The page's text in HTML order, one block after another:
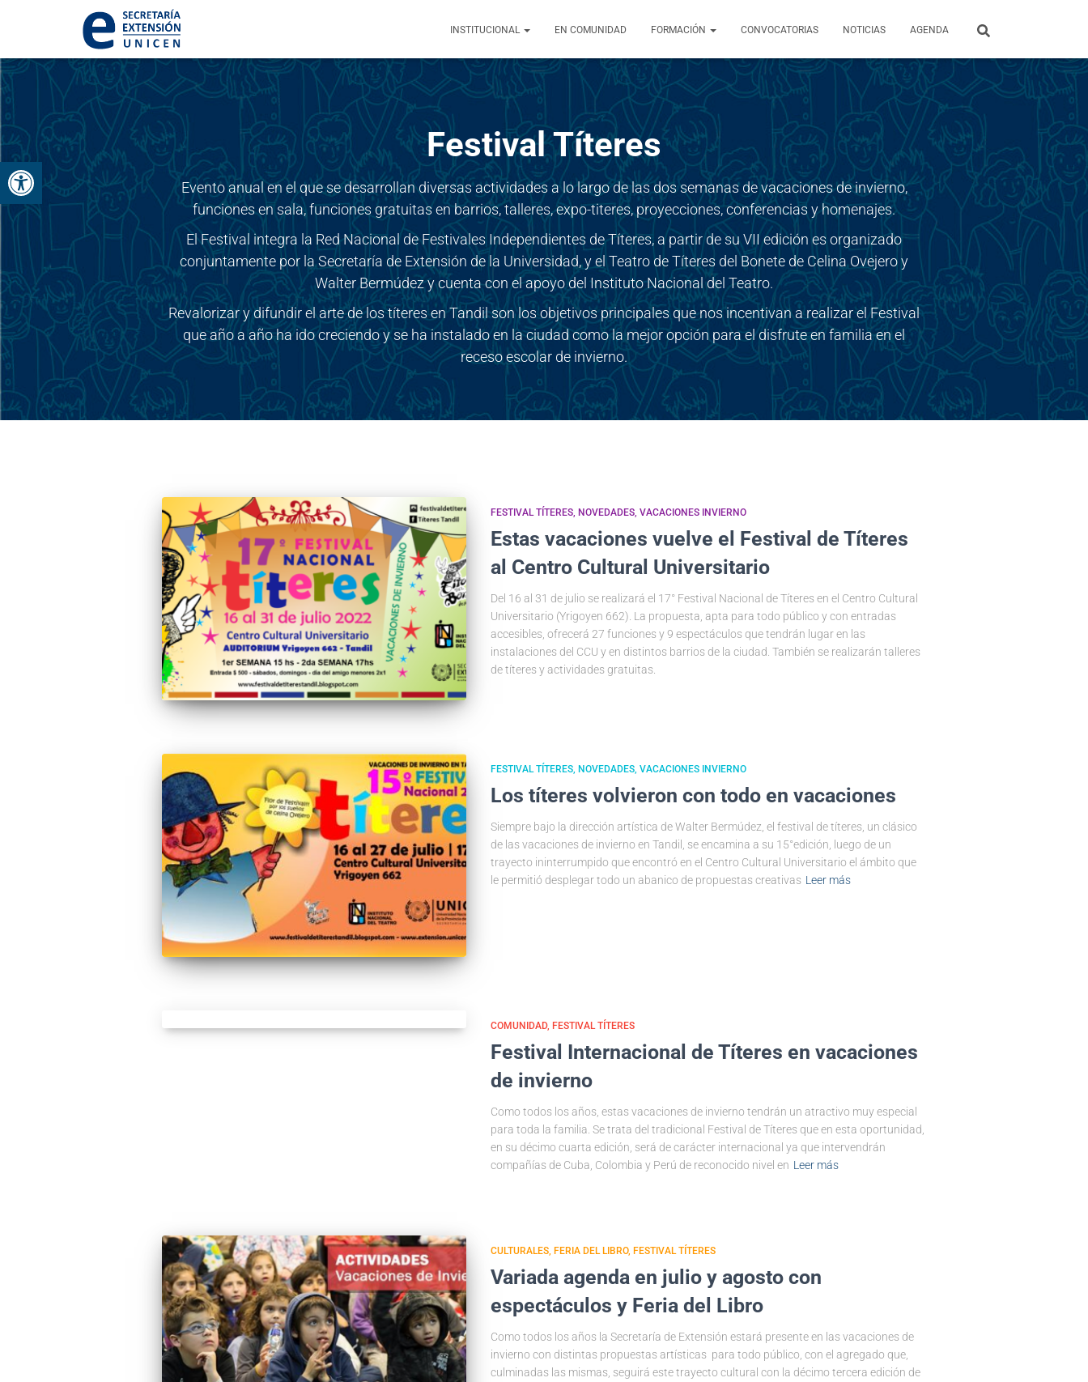
Abrir barra de herramientas
INSTITUCIONAL EN COMUNIDAD FORMACIÓN CONVOCATORIAS NOTICIAS AGENDA
Festival Títeres
Evento anual en el que se desarrollan diversas actividades a lo largo de las dos semanas de vacaciones de invierno,
funciones en sala, funciones gratuitas en barrios, talleres, expo-titeres, proyecciones, conferencias y homenajes.
El Festival integra la Red Nacional de Festivales Independientes de Títeres, a partir de su VII edición es organizado
conjuntamente por la Secretaría de Extensión de la Universidad, y el Teatro de Títeres del Bonete de Celina Ovejero y
Walter Bermúdez y cuenta con el apoyo del Instituto Nacional del Teatro.
Revalorizar y difundir el arte de los títeres en Tandil son los objetivos principales que nos incentivan a realizar el Festival
que año a año ha ido creciendo y se ha instalado en la ciudad como la mejor opción para el disfrute en familia en el
receso escolar de invierno.
FESTIVAL TÍTERES NOVEDADES VACACIONES INVIERNO
Estas vacaciones vuelve el Festival de Títeres
al Centro Cultural Universitario
Del 16 al 31 de julio se realizará el 17° Festival Nacional de Títeres en el Centro Cultural
Universitario (Yrigoyen 662). La propuesta, apta para todo público y con entradas
accesibles, ofrecerá 27 funciones y 9 espectáculos que tendrán lugar en las
instalaciones del CCU y en distintos barrios de la ciudad. También se realizarán talleres
de títeres y actividades gratuitas.
FESTIVAL TÍTERES NOVEDADES VACACIONES INVIERNO
Los títeres volvieron con todo en vacaciones
Siempre bajo la dirección artística de Walter Bermúdez, el festival de títeres, un clásico
de las vacaciones de invierno en Tandil, se encamina a su 15°edición, luego de un
trayecto ininterrumpido que encontró en el Centro Cultural Universitario el ámbito que
le permitió desplegar todo un abanico de propuestas creativas Leer más
COMUNIDAD FESTIVAL TÍTERES
Festival Internacional de Títeres en vacaciones
de invierno
Como todos los años, estas vacaciones de invierno tendrán un atractivo muy especial
para toda la familia. Se trata del tradicional Festival de Títeres que en esta oportunidad,
en su décimo cuarta edición, será de carácter internacional ya que intervendrán
compañías de Cuba, Colombia y Perú de reconocido nivel en Leer más
CULTURALES FERIA DEL LIBRO FESTIVAL TÍTERES
Variada agenda en julio y agosto con
espectáculos y Feria del Libro
Como todos los años la Secretaría de Extensión estará presente en las vacaciones de
invierno con distintas propuestas artísticas para todo público, con el agregado que,
culminadas las mismas, seguirá este trayecto cultural con la décimo tercera edición de